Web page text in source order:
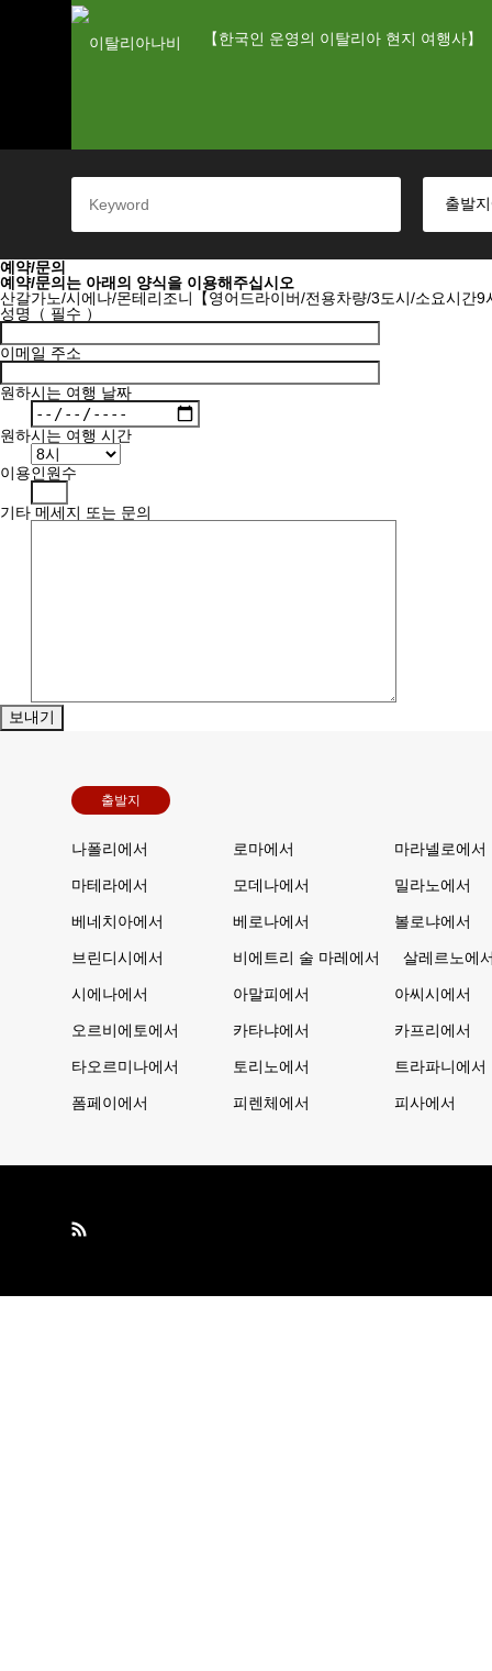
【한국인 운영의 이탈리아 현지 여행사】
예약/문의
예약/문의는 아래의 양식을 이용해주십시오
산갈가노/시에나/몬테리조니【영어드라이버/전용차량/3도시/소요시간9
성명（ 필수 ）
이메일 주소
원하시는 여행 날짜
원하시는 여행 시간
이용인원수
기타 메세지 또는 문의
출발지
나폴리에서 로마에서 마라넬로에서
마테라에서 모데나에서 밀라노에서
베네치아에서 베로나에서 볼로냐에서
브린디시에서 비에트리 술 마레에서 살레르노에
시에나에서 아말피에서 아씨시에서
오르비에토에서 카타냐에서 카프리에서
타오르미나에서 토리노에서 트라파니에서
폼페이에서 피렌체에서 피사에서